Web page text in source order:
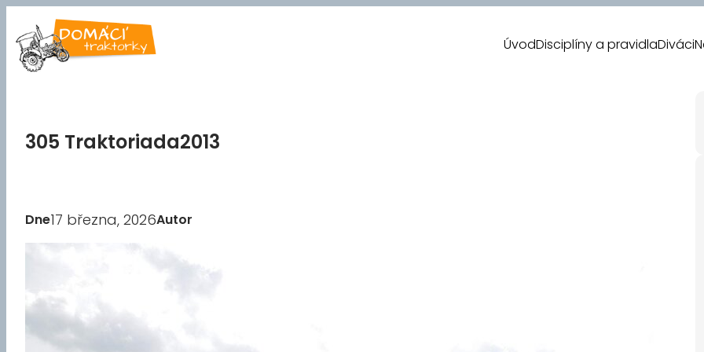
Přeskočit
na
obsah
ÚvodDisciplíny a pravidlaDiváci
305 Traktoriada2013
Dne17 března, 2026Autor